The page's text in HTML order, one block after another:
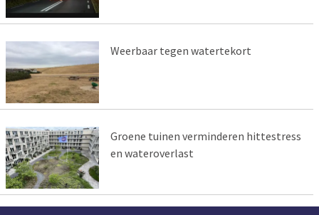
Weerbaar tegen watertekort
Groene tuinen verminderen hittestress
en wateroverlast